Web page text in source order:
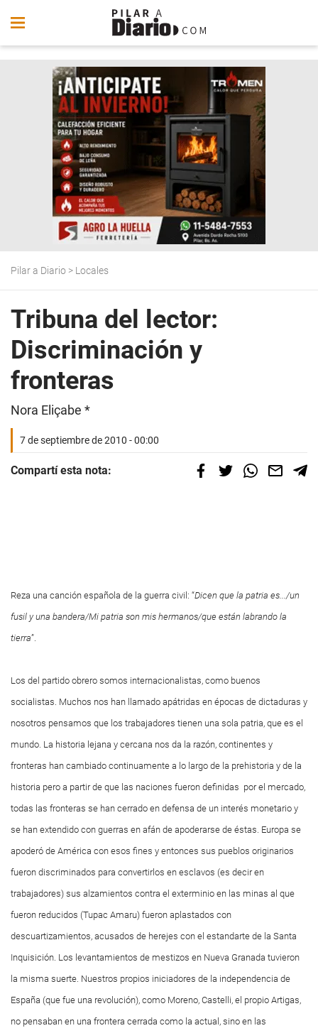
Pilar a Diario > Locales
Tribuna del lector:
Discriminación y
fronteras
Nora Eliçabe *
7 de septiembre de 2010 - 00:00
Compartí esta nota:
Reza una canción española de la guerra civil: “Dicen que la patria es.../un
fusil y una bandera/Mi patria son mis hermanos/que están labrando la
tierra”.
Los del partido obrero somos internacionalistas, como buenos
socialistas. Muchos nos han llamado apátridas en épocas de dictaduras y
nosotros pensamos que los trabajadores tienen una sola patria, que es el
mundo. La historia lejana y cercana nos da la razón, continentes y
fronteras han cambiado continuamente a lo largo de la prehistoria y de la
historia pero a partir de que las naciones fueron definidas por el mercado,
todas las fronteras se han cerrado en defensa de un interés monetario y
se han extendido con guerras en afán de apoderarse de éstas. Europa se
apoderó de América con esos fines y entonces sus pueblos originarios
fueron discriminados para convertirlos en esclavos (es decir en
trabajadores) sus alzamientos contra el exterminio en las minas al que
fueron reducidos (Tupac Amaru) fueron aplastados con
descuartizamientos, acusados de herejes con el estandarte de la Santa
Inquisición. Los levantamientos de mestizos en Nueva Granada tuvieron
la misma suerte. Nuestros propios iniciadores de la independencia de
España (que fue una revolución), como Moreno, Castelli, el propio Artigas,
no pensaban en una frontera cerrada como la actual, sino en las